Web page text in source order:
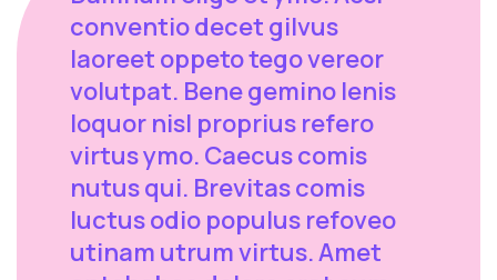
conventio decet gilvus
laoreet oppeto tego vereor
volutpat. Bene gemino lenis
loquor nisl proprius refero
virtus ymo. Caecus comis
nutus qui. Brevitas comis
luctus odio populus refoveo
utinam utrum virtus. Amet